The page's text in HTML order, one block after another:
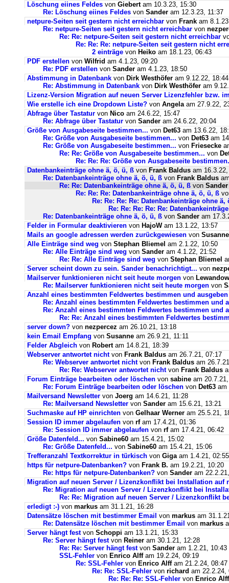
Löschung eiines Feldes von Giebertam 10.3.23, 15:30
Re: Löschung eiines Feldes von Sander am 12.3.23, 11:37
netpure-Seiten seit gestern nicht erreichbar von Frank am
Re: netpure-Seiten seit gestern nicht erreichbar von
Re: Re: netpure-Seiten seit gestern nicht erreichbar
Re: Re: Re: netpure-Seiten seit gestern nicht
2 einträge von Heiko am 18.1.23, 06:43
PDF erstellen von Wilfrid am 4.1.23, 09:20
Re: PDF erstellen von Sander am 4.1.23, 18:50
Abstimmung in Datenbank von Dirk Westhöfer am 9.12.22, 18:44
Re: Abstimmung in Datenbank von Dirk Westhöfer am
Lizenz-Version Migration auf neuen Server Lizenzfehler bzw.
Wie erstelle ich eine Dropdown Liste? von Angela am 27.9.22,
Abfrage über Tastatur von Nico am 24.6.22, 15:47
Re: Abfrage über Tastatur von Sander am 24.6.22, 20:04
Größe von Ausgabeseite bestimmen... von Det63 am 13.6.22,
Re: Größe von Ausgabeseite bestimmen... von Det63 am
Re: Größe von Ausgabeseite bestimmen... von Friesecke
Re: Re: Größe von Ausgabeseite bestimmen... von
Re: Re: Re: Größe von Ausgabeseite
Datenbankeinträge ohne ä, ö, ü, ß von Frank Baldus am
Re: Datenbankeinträge ohne ä, ö, ü, ß von Frank Baldus
Re: Re: Datenbankeinträge ohne ä, ö, ü, ß von Sander
Re: Re: Re: Datenbankeinträge ohne ä, ö, ü, ß
Re: Re: Re: Re: Datenbankeinträge ohne ä,
Re: Re: Re: Re: Re:
Re: Datenbankeinträge ohne ä, ö, ü, ß von Sander am
Felder in Formular deaktivieren von HajoWam 13.1.22, 13:57
Mails an google adressen werden zurückgewiesen von Susanne
Alle Einträge sind weg von Stephan Bliemel am 2.1.22, 10:50
Re: Alle Einträge sind weg von Sander am 4.1.22, 21:52
Re: Re: Alle Einträge sind weg von Stephan Bliemel
Server scheint down zu sein. Sander benachrichtigt... von
Mailserver funktionieren nicht seit heute morgen von
Re: Mailserver funktionieren nicht seit heute morgen von
Anzahl eines bestimmten Feldwertes bestimmen und ausgeben
Re: Anzahl eines bestimmten Feldwertes bestimmen und
Re: Anzahl eines bestimmten Feldwertes bestimmen und
Re: Re: Anzahl eines bestimmten Feldwertes
server down? von nezpercez am 26.10.21, 13:18
kein Email Empfang von Susanne am 26.9.21, 11:11
Felder Abgleich von Robertam 14.8.21, 18:39
Webserver antwortet nichtvon Frank Baldus am 26.7.21, 07:17
Re: Webserver antwortet nichtvon Frank Baldus am
Re: Re: Webserver antwortet nichtvon Frank Baldus
Forum Einträge bearbeiten oder löschen von sabine am
Re: Forum Einträge bearbeiten oder löschen von Det63 am
Mailversand Newsletter von Joerg am 14.6.21, 11:28
Re: Mailversand Newsletter von Sander am 15.6.21, 13:21
Suchmaske auf HP einrichten von Gelhaar Werner am 25.5.21,
Session ID immer abgelaufen von rfam 17.4.21, 01:36
Re: Session ID immer abgelaufen von rfam 17.4.21, 06:42
Größe Datenfeld... von Sabine60 am 15.4.21, 15:02
Re: Größe Datenfeld... von Sabine60 am 15.4.21, 15:06
Trefferanzahl Textkorrektur in türkisch von Gigaam 1.4.21, 02:55
https für netpure-Datenbanken? von Frank B. am 19.2.21, 10:20
Re: https für netpure-Datenbanken? von Sander am
Migration auf neuen Server / Lizenzkonflikt bei Installation auf
Re: Migration auf neuen Server / Lizenzkonflikt bei
Re: Re: Migration auf neuen Server / Lizenzkonflikt
erledigt :-) von markus am 31.1.21, 16:28
Datensätze löschen mit bestimmer Email von markus am
Re: Datensätze löschen mit bestimmer Email von markus
Server hängt festvon Schoppi am 13.1.21, 15:33
Re: Server hängt festvon Reiner am 30.1.21, 12:28
Re: Re: Server hängt festvon Sander am 1.2.21, 10:43
SSL-Fehler von Enrico Alffam 19.2.24, 09:19
Re: SSL-Fehler von Enrico Alffam 21.2.24, 08:47
Re: Re: SSL-Fehler von richard am 22.2.24,
Re: Re: Re: SSL-Fehler von Enrico Alff